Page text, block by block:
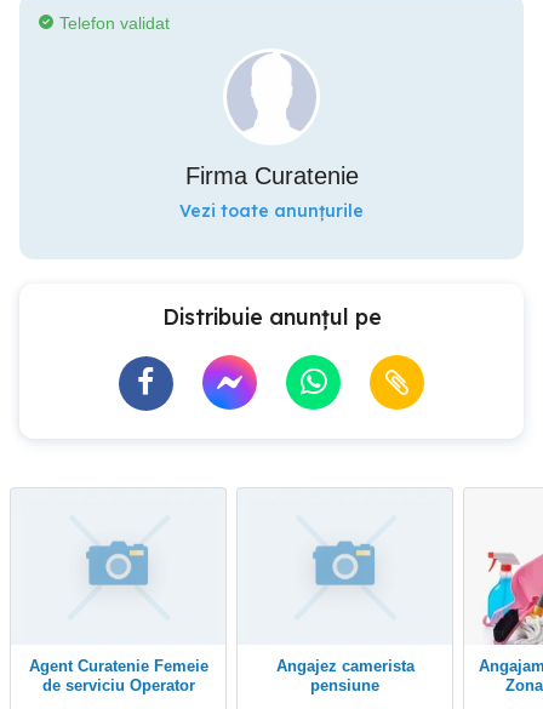
Telefon validat
Firma Curatenie
Vezi toate anunțurile
Distribuie anunțul pe
Agent Curatenie Femeie
de serviciu Operator
angajez camerista
pensiune
Angajam agent curatenie